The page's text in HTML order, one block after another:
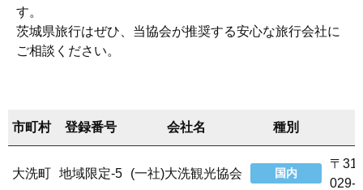
す。
茨城県旅行はぜひ、当協会が推奨する安心な旅行会社に
ご相談ください。
市町村 登録番号 会社名 種別
大洗町 地域限定-5 (一社)大洗観光協会 国内
〒
029-